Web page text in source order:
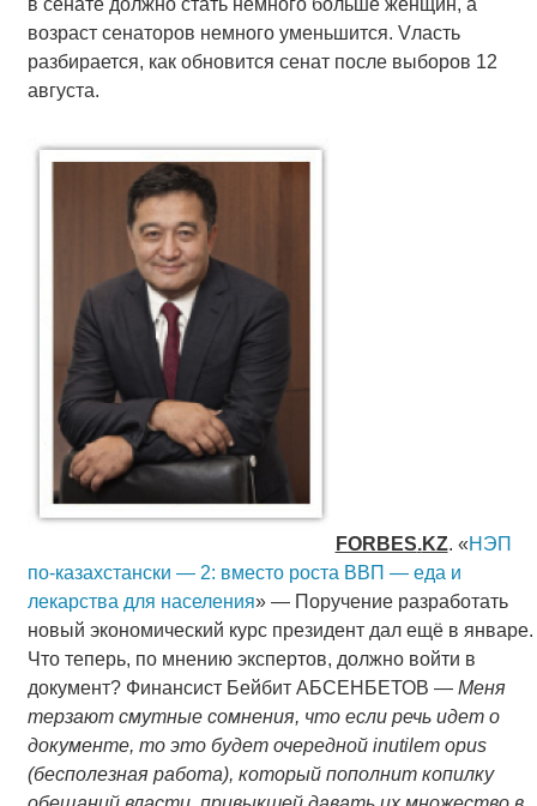
возраст сенаторов немного уменьшится. Vласть
разбирается, как обновится сенат после выборов 12
августа.
FORBES.KZ. «НЭП
по-казахстански — 2: вместо роста ВВП — еда и
лекарства для населения» — Поручение разработать
новый экономический курс президент дал ещё в январе.
Что теперь, по мнению экспертов, должно войти в
документ? Финансист Бейбит АБСЕНБЕТОВ — Меня
терзают смутные сомнения, что если речь идет о
документе, то это будет очередной inutilem opus
(бесполезная работа), который пополнит копилку